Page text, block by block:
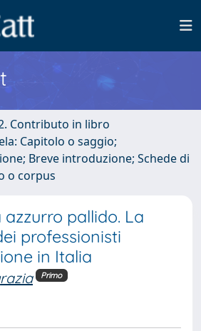
Contributo in libro
Capitolo o saggio;
Breve introduzione; Schede di
o corpus
pallido. La
professionisti
in Italia
Primo